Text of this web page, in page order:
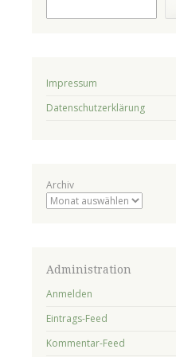
Impressum
Datenschutzerklärung
Archiv
Administration
Anmelden
Eintrags-Feed
Kommentar-Feed